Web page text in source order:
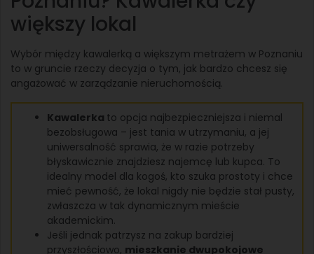
większy lokal
Wybór między kawalerką a większym metrażem w Poznaniu
to w gruncie rzeczy decyzja o tym, jak bardzo chcesz się
angażować w zarządzanie nieruchomością.
Kawalerka to opcja najbezpieczniejsza i niemal
bezobsługowa – jest tania w utrzymaniu, a jej
uniwersalność sprawia, że w razie potrzeby
błyskawicznie znajdziesz najemcę lub kupca. To
idealny model dla kogoś, kto szuka prostoty i chce
mieć pewność, że lokal nigdy nie będzie stał pusty,
zwłaszcza w tak dynamicznym mieście
akademickim.
Jeśli jednak patrzysz na zakup bardziej
przyszłościowo, mieszkanie dwupokojowe